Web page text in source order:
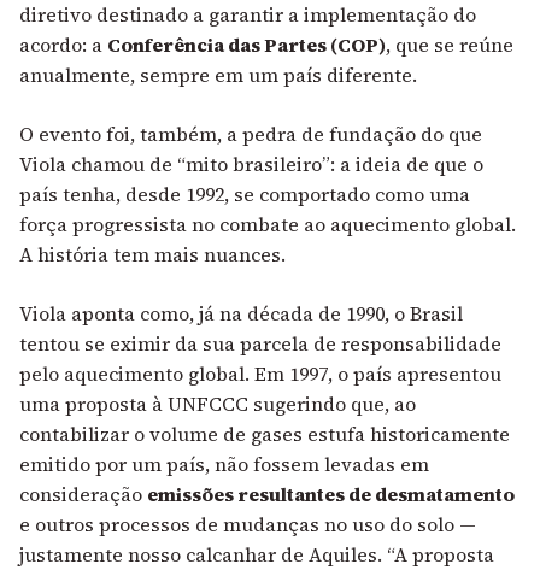
diretivo destinado a garantir a implementação do
acordo: a Conferência das Partes (COP), que se reúne
anualmente, sempre em um país diferente.
O evento foi, também, a pedra de fundação do que
Viola chamou de “mito brasileiro”: a ideia de que o
país tenha, desde 1992, se comportado como uma
força progressista no combate ao aquecimento global.
A história tem mais nuances.
Viola aponta como, já na década de 1990, o Brasil
tentou se eximir da sua parcela de responsabilidade
pelo aquecimento global. Em 1997, o país apresentou
uma proposta à UNFCCC sugerindo que, ao
contabilizar o volume de gases estufa historicamente
emitido por um país, não fossem levadas em
consideração emissões resultantes de desmatamento
e outros processos de mudanças no uso do solo —
justamente nosso calcanhar de Aquiles. “A proposta